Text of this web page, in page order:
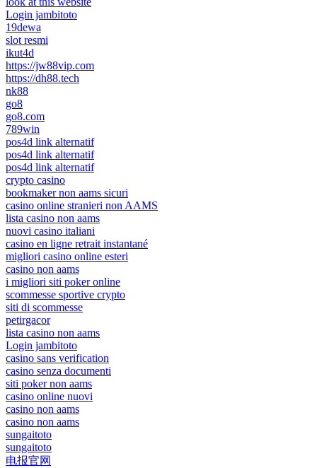
Login jambitoto
19dewa
slot resmi
ikut4d
https://jw88vip.com
https://dh88.tech
nk88
go8
go8.com
789win
pos4d link alternatif
pos4d link alternatif
pos4d link alternatif
crypto casino
bookmaker non aams sicuri
casino online stranieri non AAMS
lista casino non aams
nuovi casino italiani
casino en ligne retrait instantané
migliori casino online esteri
casino non aams
i migliori siti poker online
scommesse sportive crypto
siti di scommesse
petirgacor
lista casino non aams
Login jambitoto
casino sans verification
casino senza documenti
siti poker non aams
casino online nuovi
casino non aams
casino non aams
sungaitoto
sungaitoto
电报官网